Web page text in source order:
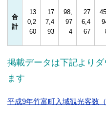
合
計
13
0,2
60
17
7,4
93
98,
97
4
27
6,4
67
掲載データは下記より
ます
平成9年竹富町入域観光客数（